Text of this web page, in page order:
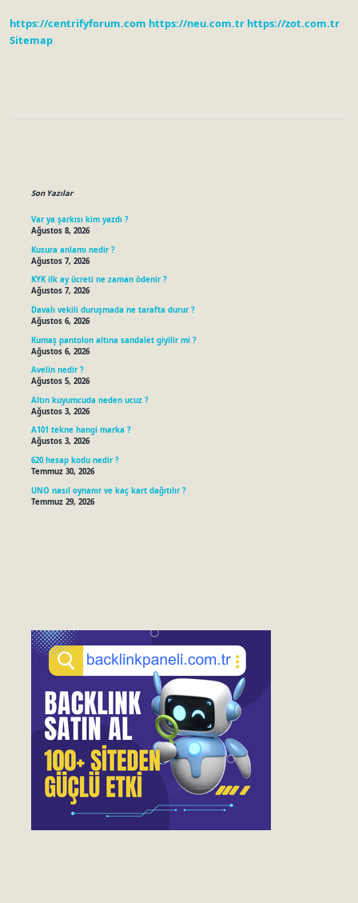
https://centrifyforum.com https://neu.com.tr https://zot.com.tr
Sitemap
Son Yazılar
Var ya şarkısı kim yazdı ?
Ağustos 8, 2026
Kusura anlamı nedir ?
Ağustos 7, 2026
KYK ilk ay ücreti ne zaman ödenir ?
Ağustos 7, 2026
Davalı vekili duruşmada ne tarafta durur ?
Ağustos 6, 2026
Kumaş pantolon altına sandalet giyilir mi ?
Ağustos 6, 2026
Avelin nedir ?
Ağustos 5, 2026
Altın kuyumcuda neden ucuz ?
Ağustos 3, 2026
A101 tekne hangi marka ?
Ağustos 3, 2026
620 hesap kodu nedir ?
Temmuz 30, 2026
UNO nasıl oynanır ve kaç kart dağıtılır ?
Temmuz 29, 2026